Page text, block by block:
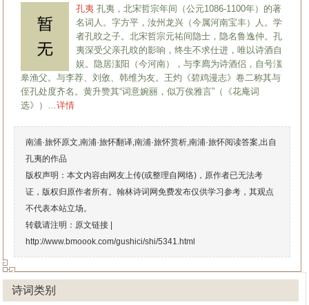
孔夷 孔夷，北宋哲宗年间（公元1086-1100年）的著
名词人。字方平，汝州龙兴（今属河南宝丰）人。学
者孔旼之子。北宋哲宗元祐间隐士，隐名鲁逸仲。孔
夷深受父亲孔旼的影响，终生不求仕进，唯以诗酒自
娱。隐居滍阳（今河南），与李廌为诗酒侣，自号滍
皋渔父。与李荐、刘攽、韩维为友。王灼《碧鸡漫志》卷二称其与
侄孔处度齐名。黄升赞其“词意婉丽，似万俟雅言”（《花庵词
选》）…详情
南浦·旅怀原文,南浦·旅怀翻译,南浦·旅怀赏析,南浦·旅怀阅读答案,出自
孔夷的作品
版权声明：本文内容由网友上传(或整理自网络)，原作者已无法考
证，版权归原作者所有。翰林诗词网免费发布仅供学习参考，其观点
不代表本站立场。
转载请注明：原文链接 |
http://www.bmoook.com/gushici/shi/5341.html
诗词类别